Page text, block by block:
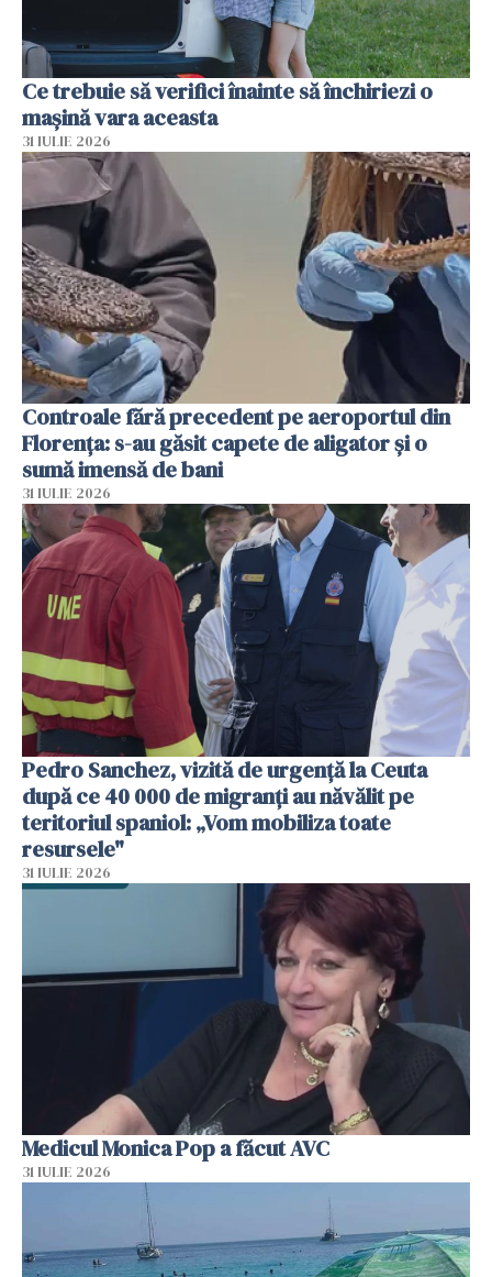
Ce trebuie să verifici înainte să închiriezi o
mașină vara aceasta
31 IULIE 2026
Controale fără precedent pe aeroportul din
Florența: s-au găsit capete de aligator și o
sumă imensă de bani
31 IULIE 2026
Pedro Sanchez, vizită de urgență la Ceuta
după ce 40 000 de migranți au năvălit pe
teritoriul spaniol: „Vom mobiliza toate
resursele"
31 IULIE 2026
Medicul Monica Pop a făcut AVC
31 IULIE 2026